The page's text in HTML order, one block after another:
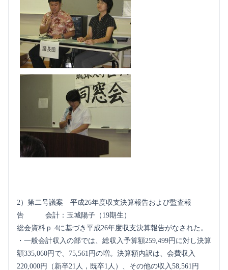
2）第二号議案 平成26年度収支決算報告および監査報
告 会計：玉城陽子（19期生）
総会資料ｐ.4に基づき平成26年度収支決算報告がなされた。
・一般会計収入の部では、総収入予算額259,499円に対し決算
額335,060円で、75,561円の増。決算額内訳は、会費収入
220,000円（新卒21人，既卒1人）、その他の収入58,561円